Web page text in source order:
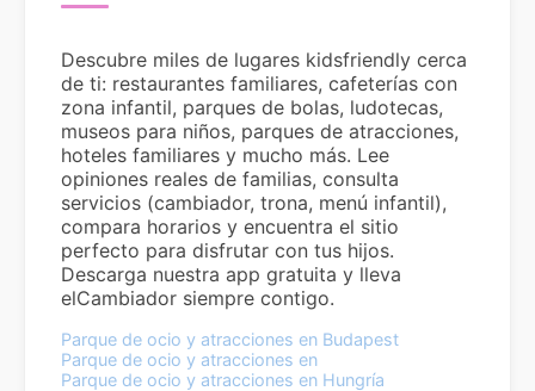
Descubre miles de lugares kidsfriendly cerca
de ti: restaurantes familiares, cafeterías con
zona infantil, parques de bolas, ludotecas,
museos para niños, parques de atracciones,
hoteles familiares y mucho más. Lee
opiniones reales de familias, consulta
servicios (cambiador, trona, menú infantil),
compara horarios y encuentra el sitio
perfecto para disfrutar con tus hijos.
Descarga nuestra app gratuita y lleva
elCambiador siempre contigo.
Parque de ocio y atracciones en Budapest
Parque de ocio y atracciones en
Parque de ocio y atracciones en Hungría